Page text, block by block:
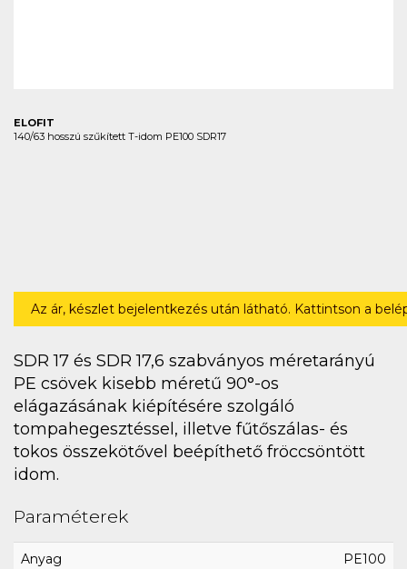
ELOFIT
140/63 hosszú szűkített T-idom PE100 SDR17
Az ár, készlet bejelentkezés után látható. Kattintson a
SDR 17 és SDR 17,6 szabványos méretarányú
PE csövek kisebb méretű 90°-os
elágazásának kiépítésére szolgáló
tompahegesztéssel, illetve fűtőszálas- és
tokos összekötővel beépíthető fröccsöntött
idom.
Paraméterek
Anyag PE100